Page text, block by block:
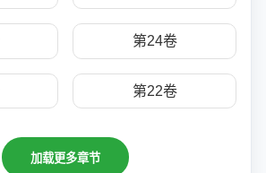
第24卷
第22卷
加载更多章节